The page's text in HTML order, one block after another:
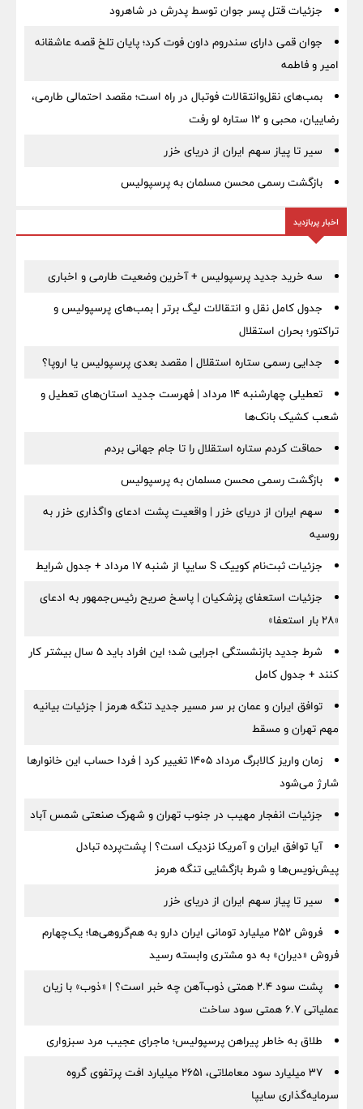
جزئیات قتل پسر جوان توسط پدرش در شاهرود
جوان قمی دارای سندروم داون فوت کرد؛ پایان تلخ قصه عاشقانه
امیر و فاطمه
بمب‌های نقل‌وانتقالات فوتبال در راه است؛ مقصد احتمالی طارمی،
رضاییان، محبی و ۱۲ ستاره لو رفت
سیر تا پیاز سهم ایران از دریای خزر
بازگشت رسمی محسن مسلمان به پرسپولیس
اخبار پربازدید
سه خرید جدید پرسپولیس + آخرین وضعیت طارمی و اخباری
جدول کامل نقل و انتقالات لیگ برتر | بمب‌های پرسپولیس و
تراکتور؛ بحران استقلال
جدایی رسمی ستاره استقلال | مقصد بعدی پرسپولیس یا اروپا؟
تعطیلی چهارشنبه ۱۴ مرداد | فهرست جدید استان‌های تعطیل و
شعب کشیک بانک‌ها
حماقت کردم ستاره استقلال را تا جام جهانی بردم
بازگشت رسمی محسن مسلمان به پرسپولیس
سهم ایران از دریای خزر | واقعیت پشت ادعای واگذاری خزر به
روسیه
جزئیات ثبت‌نام کوییک S سایپا از شنبه ۱۷ مرداد + جدول شرایط
جزئیات استعفای پزشکیان | پاسخ صریح رئیس‌جمهور به ادعای
«۲۸ بار استعفا»
شرط جدید بازنشستگی اجرایی شد؛ این افراد باید ۵ سال بیشتر کار
کنند + جدول کامل
توافق ایران و عمان بر سر مسیر جدید تنگه هرمز | جزئیات بیانیه
مهم تهران و مسقط
زمان واریز کالابرگ مرداد ۱۴۰۵ تغییر کرد | فردا حساب این خانوارها
شارژ می‌شود
جزئیات انفجار مهیب در جنوب تهران و شهرک صنعتی شمس آباد
آیا توافق ایران و آمریکا نزدیک است؟ | پشت‌پرده تبادل
پیش‌نویس‌ها و شرط بازگشایی تنگه هرمز
سیر تا پیاز سهم ایران از دریای خزر
فروش ۲۵۲ میلیارد تومانی ایران دارو به هم‌گروهی‌ها؛ یک‌چهارم
فروش «دیران» به دو مشتری وابسته رسید
پشت سود ۲.۴ همتی ذوب‌آهن چه خبر است؟ | «ذوب» با زیان
عملیاتی ۶.۷ همتی سود ساخت
طلاق به خاطر پیراهن پرسپولیس؛ ماجرای عجیب مرد سبزواری
۳۷ میلیارد سود معاملاتی، ۲۶۵۱ میلیارد افت پرتفوی گروه
سرمایه‌گذاری سایپا